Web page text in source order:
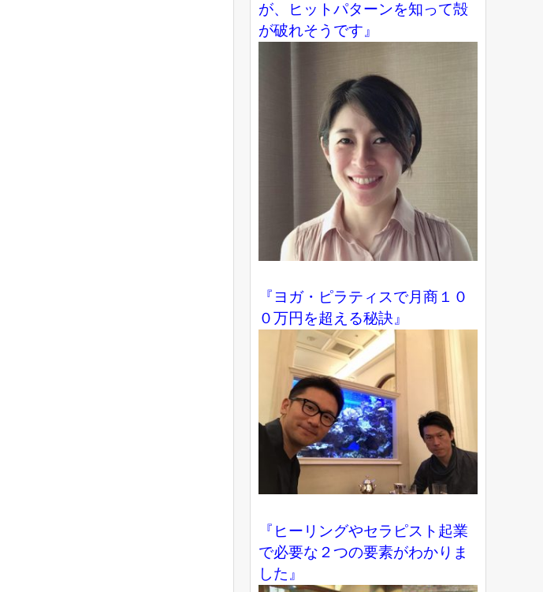
が、ヒットパターンを知って殻
が破れそうです』
『ヨガ・ピラティスで月商１０
０万円を超える秘訣』
『ヒーリングやセラピスト起業
で必要な２つの要素がわかりま
した』